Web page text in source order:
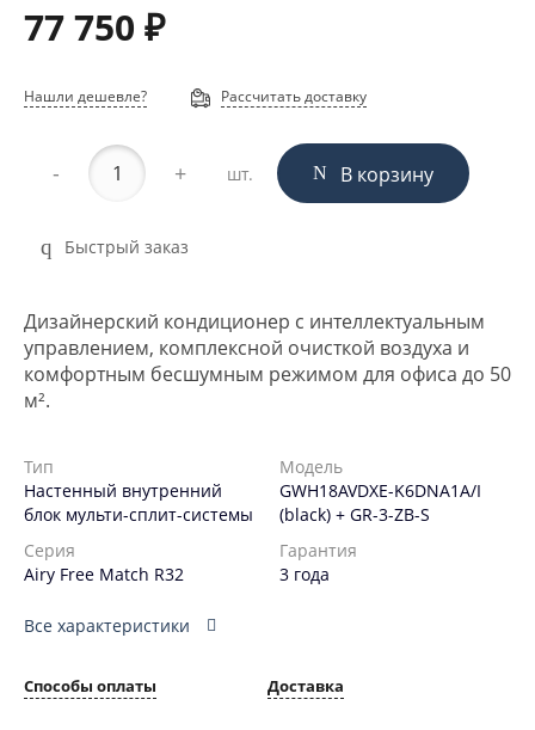
77 750 ₽
Нашли дешевле? Рассчитать доставку
- + шт. В корзину
Быстрый заказ
Дизайнерский кондиционер с интеллектуальным
управлением, комплексной очисткой воздуха и
комфортным бесшумным режимом для офиса до 50
м².
Тип
Настенный внутренний
блок мульти-сплит-системы
Модель
GWH18AVDXE-K6DNA1A/I
(black) + GR-3-ZB-S
Серия
Airy Free Match R32
Гарантия
3 года
Все характеристики
Способы оплаты Доставка